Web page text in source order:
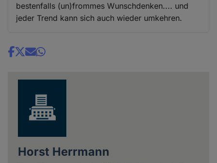
bestenfalls (un)frommes Wunschdenken.... und
jeder Trend kann sich auch wieder umkehren.
Share
Horst Herrmann